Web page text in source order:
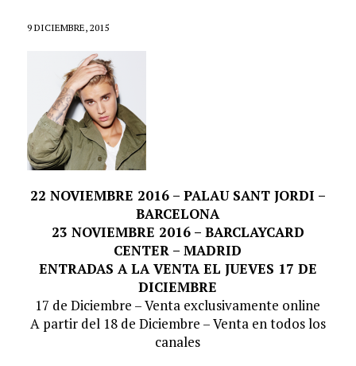
9 DICIEMBRE, 2015
22 NOVIEMBRE 2016 – PALAU SANT JORDI –
BARCELONA
23 NOVIEMBRE 2016 – BARCLAYCARD
CENTER – MADRID
ENTRADAS A LA VENTA EL JUEVES 17 DE
DICIEMBRE
17 de Diciembre – Venta exclusivamente online
A partir del 18 de Diciembre – Venta en todos los
canales